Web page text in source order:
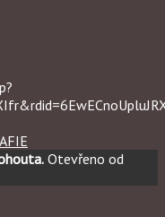
Otevřeno od